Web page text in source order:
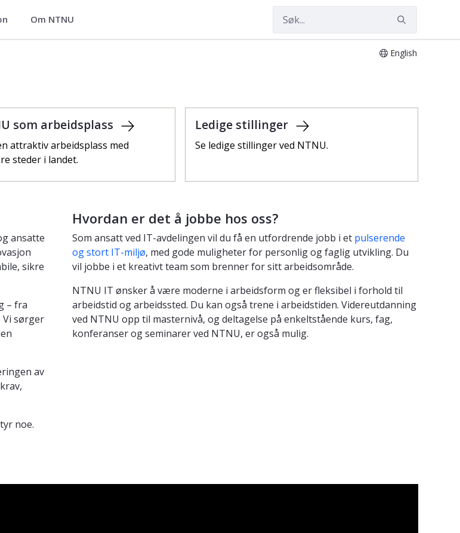
Om NTNU
English
som arbeidsplass
attraktiv arbeidsplass med
steder i landet.
Ledige stillinger
Se ledige stillinger ved NTNU.
ansatte
sikre
– fra
sørger
av
noe.
Hvordan er det å jobbe hos oss?
Som ansatt ved IT-avdelingen vil du få en utfordrende jobb i et pulserende
og stort IT-miljø, med gode muligheter for personlig og faglig utvikling. Du
vil jobbe i et kreativt team som brenner for sitt arbeidsområde.
NTNU IT ønsker å være moderne i arbeidsform og er fleksibel i forhold til
arbeidstid og arbeidssted. Du kan også trene i arbeidstiden. Videreutdanning
ved NTNU opp til masternivå, og deltagelse på enkeltstående kurs, fag,
konferanser og seminarer ved NTNU, er også mulig.